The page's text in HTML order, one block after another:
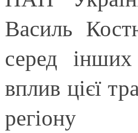
Василь
серед
вплив цієї
регіону